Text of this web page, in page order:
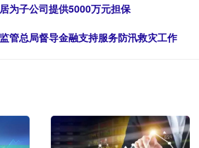
为子公司提供5000万元担保
管总局督导金融支持服务防汛救灾工作